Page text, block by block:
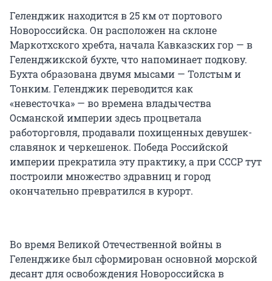
Геленджик находится в 25 км от портового
Новороссийска. Он расположен на склоне
Маркотхского хребта, начала Кавказских гор — в
Геленджикской бухте, что напоминает подкову.
Бухта образована двумя мысами — Толстым и
Тонким. Геленджик переводится как
«невесточка» — во времена владычества
Османской империи здесь процветала
работорговля, продавали похищенных девушек-
славянок и черкешенок. Победа Российской
империи прекратила эту практику, а при СССР тут
построили множество здравниц и город
окончательно превратился в курорт.
Во время Великой Отечественной войны в
Геленджике был сформирован основной морской
десант для освобождения Новороссийска в